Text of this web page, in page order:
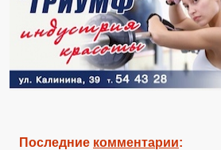
Последние комментарии: